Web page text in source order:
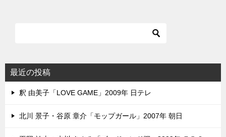
最近の投稿
釈 由美子「LOVE GAME」2009年 日テレ
北川 景子・谷原 章介「モップガール」2007年 朝日